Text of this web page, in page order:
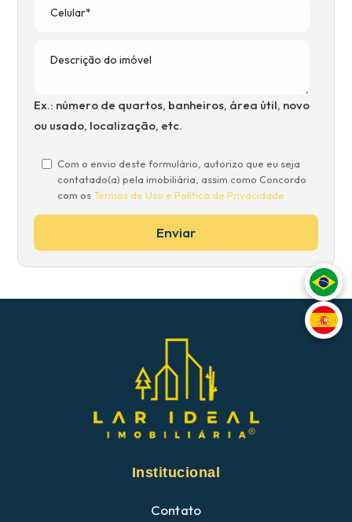
Ex.: número de quartos, banheiros, área útil, novo
ou usado, localização, etc.
Com o envio deste formulário, autorizo que eu seja
contatado(a) pela imobiliária, assim como Concordo
com osTermos de Uso e Política de Privacidade
Institucional
Contato